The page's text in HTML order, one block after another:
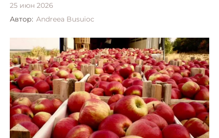
25 июн 2026
Автор: Andreea Busuioc